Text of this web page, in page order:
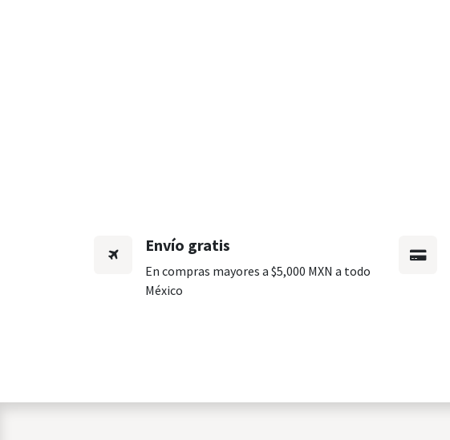
Envío gratis
En compras mayores a $5,000 MXN a todo
México